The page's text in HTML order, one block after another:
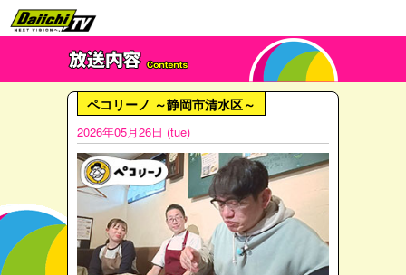
ペコリーノ ～静岡市清水区～
2026年05月26日 (tue)